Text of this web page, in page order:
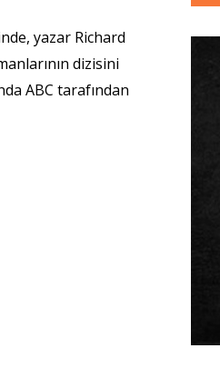
yazar Richard
dizisini
ABC tarafından